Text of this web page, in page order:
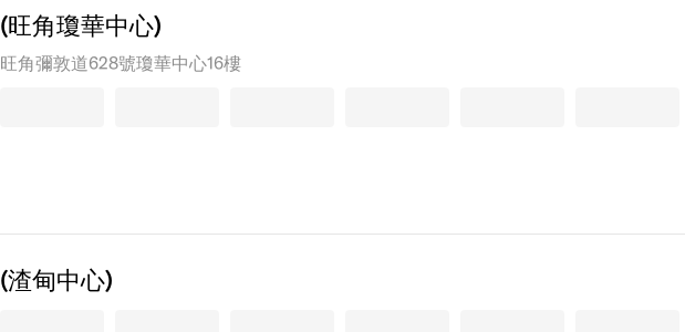
(旺角瓊華中心)
旺角彌敦道628號瓊華中心16樓
(渣甸中心)